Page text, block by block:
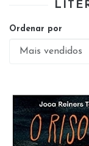
Ordenar por